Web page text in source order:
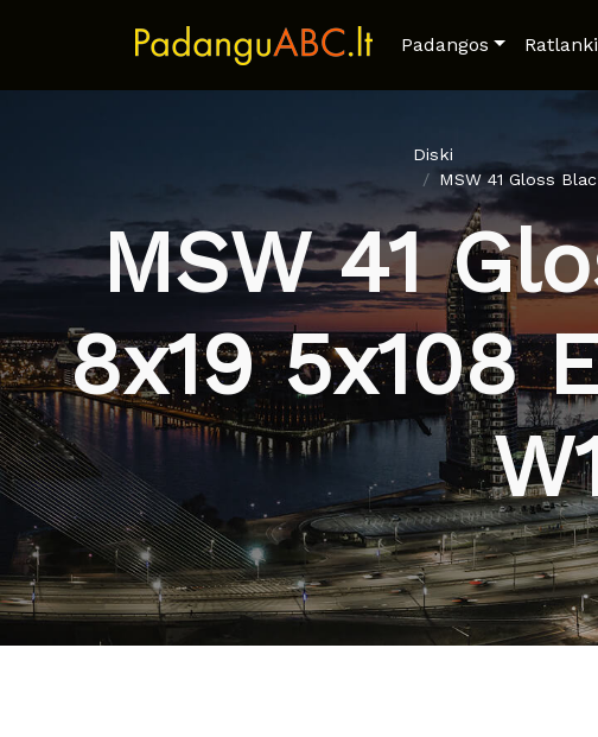
Padangos
Diski
MSW 41 Gloss
MSW 41
8x19 5x108